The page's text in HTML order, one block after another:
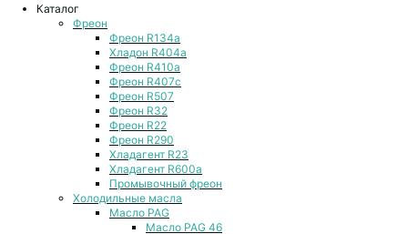
Каталог
Фреон
Фреон R134a
Хладон R404a
Фреон R410a
Фреон R407с
Фреон R507
Фреон R32
Фреон R22
Фреон R290
Хладагент R23
Хладагент R600a
Промывочный фреон
Холодильные масла
Масло PAG
Масло PAG 46